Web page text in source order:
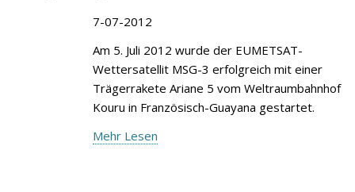
7-07-2012
Am 5. Juli 2012 wurde der EUMETSAT-
Wettersatellit MSG-3 erfolgreich mit einer
Trägerrakete Ariane 5 vom Weltraumbahnhof
Kouru in Französisch-Guayana gestartet.
Mehr Lesen